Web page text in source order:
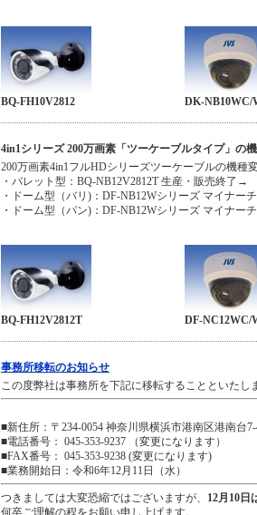
BQ-FH10V2812 DK-NB10WC/
4in1シリーズ 200万画素「ツーケーブルタイプ」の
200万画素4in1フルHDシリーズツーケーブルの機種
・バレット型：BQ-NB12V2812T 生産・販売終了→
・ドーム型（バリ)：DF-NB12Wシリーズ マイナ
・ドーム型（パン)：DF-NB12Wシリーズ マイナ
BQ-FH12V2812T DF-NC12WC/
事務所移転のお知らせ
この度弊社は事務所を下記に移転することといたし
■新住所：〒234-0054 神奈川県横浜市港南区港南台
■電話番号： 045-353-9237 （変更になります）
■FAX番号： 045-353-9238 (変更になります)
■業務開始日：令和6年12月11日（水）
つきましては大変恐縮ではございますが、 12月10日
何卒ご理解の程をお願い申し上げます。